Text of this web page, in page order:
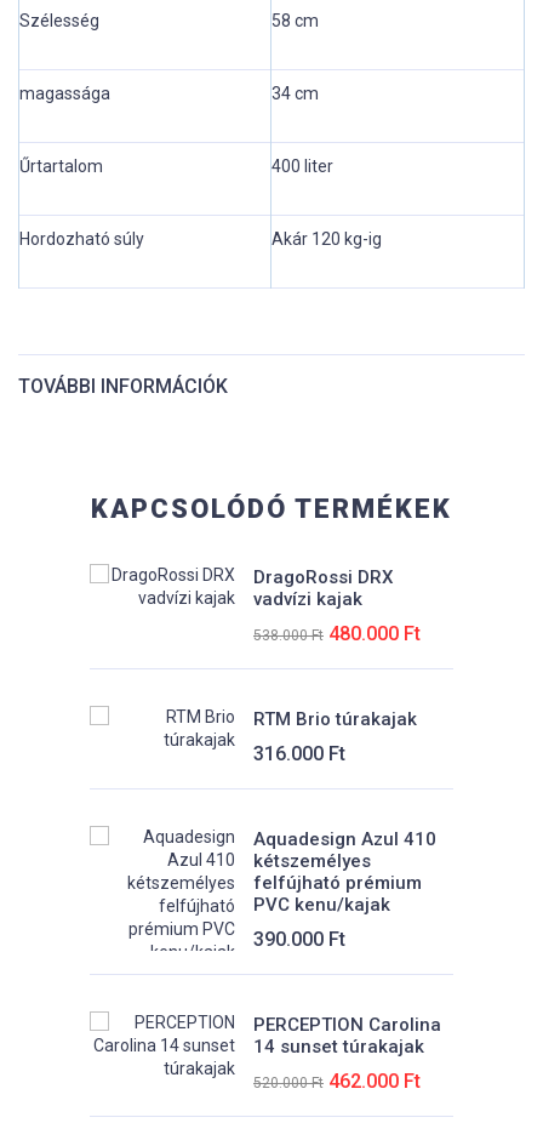
Szélesség 58 cm
magassága 34 cm
Űrtartalom 400 liter
Hordozható súly Akár 120 kg-ig
TOVÁBBI INFORMÁCIÓK
Szélesség:KAPCSOLÓDÓ TERMÉKEK
DragoRossi DRX
vadvízi kajak
538.000Ft Eredeti
480.000 FtJelenlegi
RTM Brio túrakajak
316.000 Ft
Aquadesign Azul 410
kétszemélyes
felfújható prémium
PVC kenu/kajak
390.000 Ft
PERCEPTION Carolina
14 sunset túrakajak
520.000Ft Eredeti
462.000 FtJelenlegi